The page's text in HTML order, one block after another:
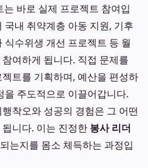
바로 실제 프로젝트 참여입
내 취약계층 아동 지원, 기후
수위생 개선 프로젝트 등 월
여하게 됩니다. 직접 문제를
트를 기획하며, 예산을 편성하
을 주도적으로 이끌어갑니다.
착오와 성공의 경험은 그 어떤
니다. 이는 진정한 봉사 리더
는지를 몸소 체득하는 과정입